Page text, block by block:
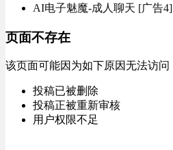
AI电子魅魔-成人聊天 [广告4]
页面不存在
该页面可能因为如下原因无法访问
投稿已被删除
投稿正被重新审核
用户权限不足